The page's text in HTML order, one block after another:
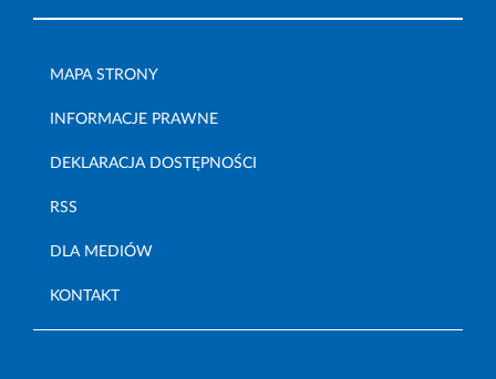
MAPA STRONY
INFORMACJE PRAWNE
DEKLARACJA DOSTĘPNOŚCI
RSS
DLA MEDIÓW
KONTAKT